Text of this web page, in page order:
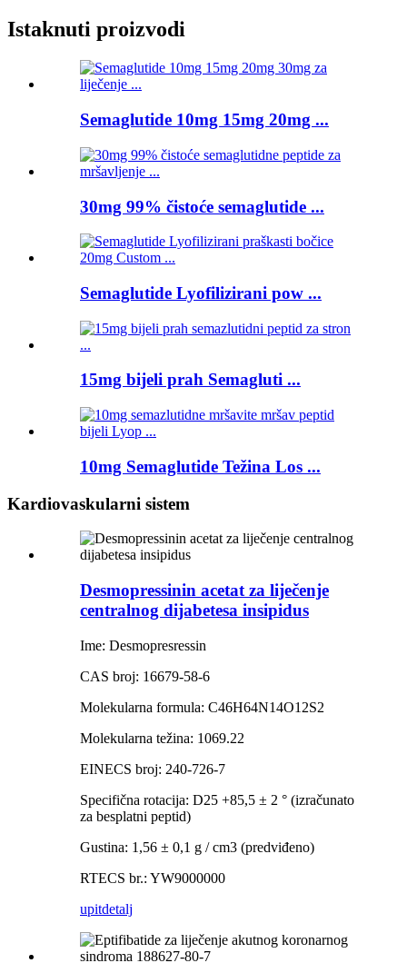
Istaknuti proizvodi
Semaglutide 10mg 15mg 20mg ...
30mg 99% čistoće semaglutide ...
Semaglutide Lyofilizirani pow ...
15mg bijeli prah Semagluti ...
10mg Semaglutide Težina Los ...
Kardiovaskularni sistem
Desmopressinin acetat za liječenje
centralnog dijabetesa insipidus
Ime: Desmopresressin
CAS broj: 16679-58-6
Molekularna formula: C46H64N14O12S2
Molekularna težina: 1069.22
EINECS broj: 240-726-7
Specifična rotacija: D25 +85,5 ± 2 ° (izračunato
za besplatni peptid)
Gustina: 1,56 ± 0,1 g / cm3 (predviđeno)
RTECS br.: YW9000000
upitdetalj